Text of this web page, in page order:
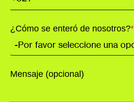
¿Cómo se enteró de nosotros?*
Mensaje (opcional)